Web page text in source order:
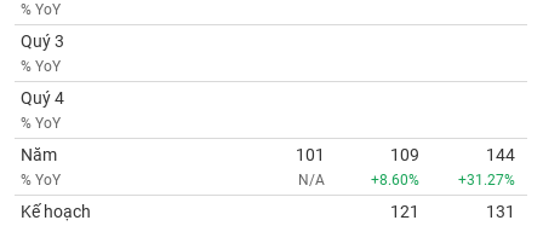
% YoY
Quý 3
% YoY
Quý 4
% YoY
Năm
% YoY
101
N/A
109
+8.60%
144
+31.27%
Kế hoạch 121 131
Báo
cáo
phân
tích
(-)
Thuật
ngữ
(-)